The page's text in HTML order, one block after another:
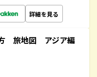
詳細を見る
旅地図 アジア編